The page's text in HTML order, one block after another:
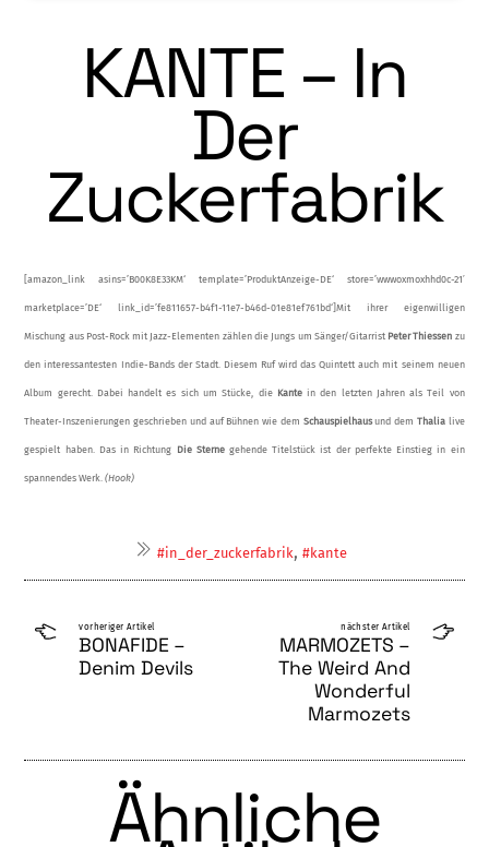
KANTE – In
Der
Zuckerfabrik
[amazon_link asins=’B00K8E33KM‘ template=’ProduktAnzeige-DE‘ store=’wwwoxmoxhhd0c-21′
marketplace=’DE‘ link_id=’fe811657-b4f1-11e7-b46d-01e81ef761bd‘]Mit ihrer eigenwilligen
Mischung aus Post-Rock mit Jazz-Elementen zählen die Jungs um Sänger/Gitarrist Peter Thiessen zu
den inte­ressantesten Indie-Bands der Stadt. Diesem Ruf wird das Quintett auch mit seinem neuen
Album gerecht. Dabei handelt es sich um Stücke, die Kantein den letzten Jahren als Teil von
Theater-Inszenierungen geschrieben und auf Bühnen wie dem Schauspielhausund dem Thalialive
gespielt haben. Das in Rich­tung Die Sternegehende Titelstück ist der perfekte Einstieg in ein
spannendes Werk.(Hook)
#in_der_zuckerfabrik, #kante
vorheriger Artikel
BONAFIDE –
Denim Devils
nächster Artikel
MARMOZETS –
The Weird And
Wonderful
Marmozets
Ähnliche